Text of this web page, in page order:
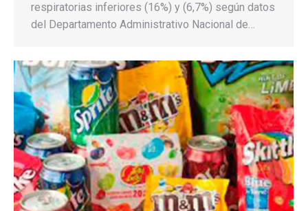
respiratorias inferiores (16%) y (6,7%) según datos
del Departamento Administrativo Nacional de…